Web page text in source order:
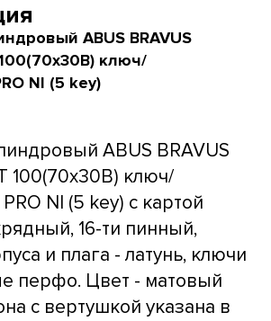
ABUS BRAVUS
ключ/
NI (5 key)
ABUS BRAVUS
100(70x30В) ключ/
NI (5 key) с картой
16-ти пинный,
и плага - латунь, ключи
перфо. Цвет - матовый
с вертушкой указана в